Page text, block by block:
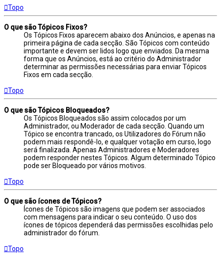
Topo
O que são Tópicos Fixos?
Os Tópicos Fixos aparecem abaixo dos Anúncios, e apenas na
primeira página de cada secção. São Tópicos com conteúdo
importante e devem ser lidos logo que enviados. Da mesma
forma que os Anúncios, está ao critério do Administrador
determinar as permissões necessárias para enviar Tópicos
Fixos em cada secção.
Topo
O que são Tópicos Bloqueados?
Os Tópicos Bloqueados são assim colocados por um
Administrador, ou Moderador de cada secção. Quando um
Tópico se encontra trancado, os Utilizadores do Fórum não
podem mais respondê-lo, e qualquer votação em curso, logo
será finalizada. Apenas Administradores e Moderadores
podem responder nestes Tópicos. Algum determinado Tópico
pode ser Bloqueado por vários motivos.
Topo
O que são ícones de Tópicos?
Ícones de Tópicos são imagens que podem ser associados
com mensagens para indicar o seu conteúdo. O uso dos
ícones de tópicos dependerá das permissões escolhidas pelo
administrador do fórum.
Topo